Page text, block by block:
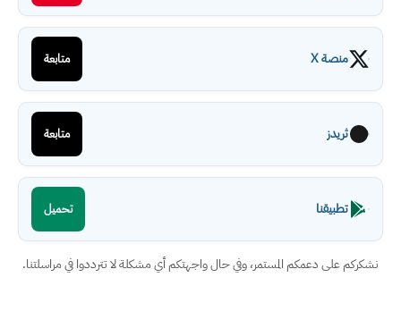
منصة X متابعة
ثريدز متابعة
تطبيقنا تحميل
نشكركم على دعمكم المستمر، وفي حال واجهتكم أي مشكلة لا تترددوا في مراسلتنا.